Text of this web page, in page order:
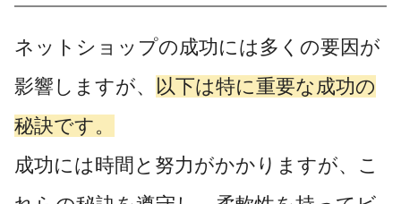
ネットショップの成功には多くの要因が
影響しますが、
以下は特に重要な成功の
秘訣です。
成功には時間と努力がかかりますが、こ